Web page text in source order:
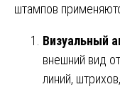
штампов
Визуальный
внешний вид
линий,